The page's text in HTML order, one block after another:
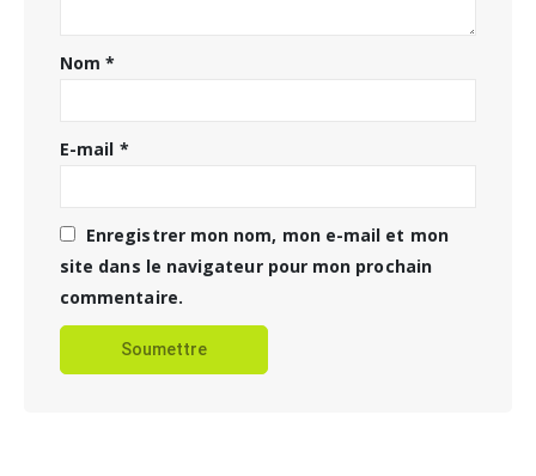
Nom*
E-mail *
Enregistrer mon nom, mon e-mail et mon
site dans le navigateur pour mon prochain
commentaire.